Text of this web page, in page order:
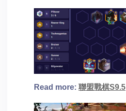
Read more: 聯盟戰棋S9.5